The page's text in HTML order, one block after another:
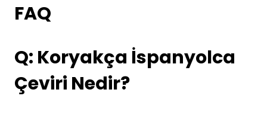
FAQ
Q: Koryakça İspanyolca
Çeviri Nedir?